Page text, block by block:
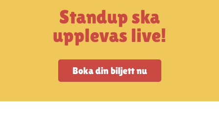
StandUpSverige PODDEN
Standup ska
upplevas live!
Boka din biljett nu